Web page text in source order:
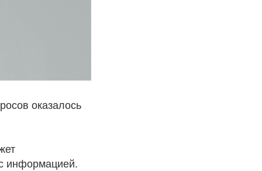
оказалось
информацией.